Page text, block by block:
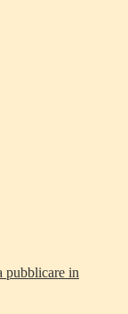
pubblicare in